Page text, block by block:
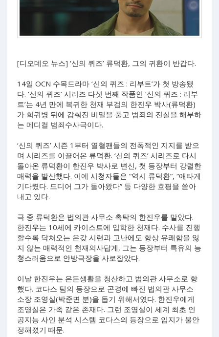
[디오데오 뉴스] ‘신의 퀴즈’ 류덕환, 그의 귀환이 반갑다.
14일 OCN 수목드라마 ‘신의 퀴즈 : 리부트’가 첫 방송됐
다. ‘신의 퀴즈’ 시리즈 다섯 번째 작품인 ‘신의 퀴즈 : 리부
트’는 4년 만에 복귀한 천재 부검의 한진우 박사(류덕환)
가 희귀병 뒤에 감춰진 비밀을 풀고 범죄의 진실을 해부하
는 메디컬 범죄수사극이다.
‘신의 퀴즈’ 시즌 1부터 열혈팬들의 전폭적인 지지를 받으
며 시리즈를 이끌어온 류덕환. ‘신의 퀴즈’ 시리즈로 다시
돌아온 류덕환이 한진우 박사로 변신, 첫 등장부터 강렬한
매력을 발산했다. 이에 시청자들은 “역시 류덕환”, “애타게
기다렸다. 드디어 그가 돌아왔다” 등 다양한 호평을 쏟아
내고 있다.
극 중 류덕환은 법의관 사무소 촉탁의 한진우를 맡았다.
한진우는 10세에 카이스트에 입학한 천재다. 수사를 진행
할수록 닥쳐오는 온갖 시련과 고난에도 항상 유쾌함을 잃
지 않는 매력적인 천재의사답게, 그는 등장부터 특유의 능
청스러움으로 안방극장을 사로잡았다.
이날 한진우는 은둔생활을 청산하고 법의관 사무소로 향
했다. 코다스 팀의 등장으로 곤경에 빠진 법의관 사무소
소장 조영실(박준면 분)을 돕기 위해서였다. 한진우에게
조영실은 가족 같은 존재다. 그런 조영실이 세계 최초 인
공지능 사인 분석 시스템 코다스의 등장으로 입지가 불안
정해졌기 때문.